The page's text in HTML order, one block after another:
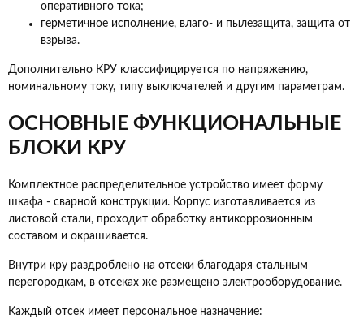
оперативного тока;
герметичное исполнение, влаго- и пылезащита, защита от
взрыва.
Дополнительно КРУ классифицируется по напряжению,
номинальному току, типу выключателей и другим параметрам.
ОСНОВНЫЕ ФУНКЦИОНАЛЬНЫЕ
БЛОКИ КРУ
Комплектное распределительное устройство имеет форму
шкафа - сварной конструкции. Корпус изготавливается из
листовой стали, проходит обработку антикоррозионным
составом и окрашивается.
Внутри кру раздроблено на отсеки благодаря стальным
перегородкам, в отсеках же размещено электрооборудование.
Каждый отсек имеет персональное назначение: